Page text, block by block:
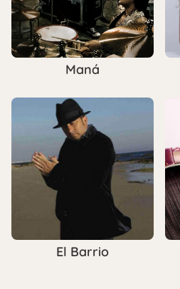
Maná
El Barrio